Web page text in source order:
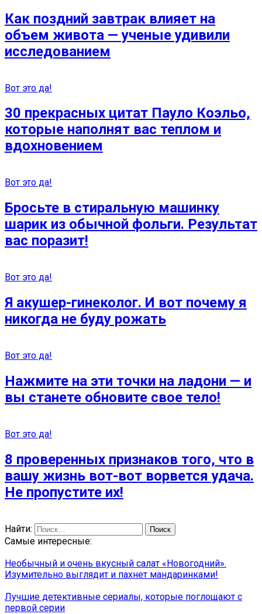
Как поздний завтрак влияет на
объем живота — ученые удивили
исследованием
Вот это да!
30 прекрасных цитат Пауло Коэльо,
которые наполнят вас теплом и
вдохновением
Вот это да!
Бросьте в стиральную машинку
шарик из обычной фольги. Результат
вас поразит!
Вот это да!
Я акушер-гинеколог. И вот почему я
никогда не буду рожать
Вот это да!
Нажмите на эти точки на ладони — и
вы станете обновите свое тело!
Вот это да!
8 проверенных признаков того, что в
вашу жизнь вот-вот ворвется удача.
Не пропустите их!
Найти:
Самые интересные:
Необычный и очень вкусный салат «Новогодний».
Изумительно выглядит и пахнет мандаринками!
Лучшие детективные сериалы, которые поглощают с
первой серии